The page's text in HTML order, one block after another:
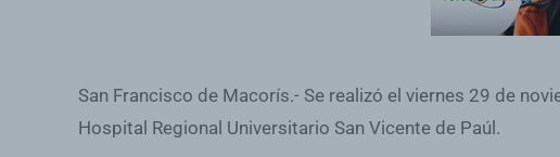
San Francisco de Macorís.- Se realizó el viernes 29 de
Hospital Regional Universitario San Vicente de Paúl.